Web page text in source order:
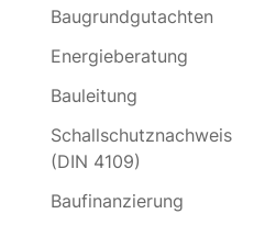
Baugrundgutachten
Energieberatung
Bauleitung
Schallschutznachweis
(DIN 4109)
Baufinanzierung